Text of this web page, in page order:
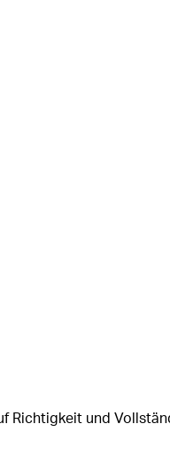
Richtigkeit und